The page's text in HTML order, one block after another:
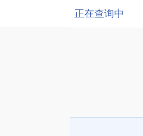
正在查询中